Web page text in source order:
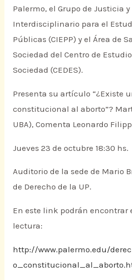
Palermo, el Grupo de Justicia y
Interdisciplinario para el
Públicas (CIEPP) y el Área de
Sociedad del Centro de
Sociedad (CEDES).
Presenta su artículo “¿Existe
constitucional al aborto”?
UBA), Comenta Leonardo
Jueves 23 de octubre 18:30 hs.
Auditorio de la sede de Mario
de Derecho de la UP.
En este link podrán encontrar
lectura:
http://www.palermo.edu/